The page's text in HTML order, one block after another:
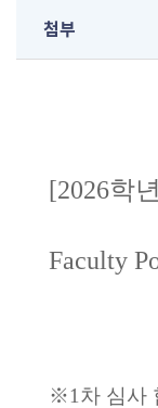
첨부
[2026학
Faculty
※1 차 심사